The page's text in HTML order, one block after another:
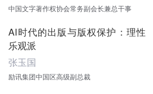
中国文字著作权协会常务副会长兼总干事
AI时代的出版与版权保护：理性
乐观派
张玉国
励讯集团中国区高级副总裁